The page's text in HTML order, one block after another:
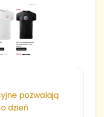
pozwalają
dzień